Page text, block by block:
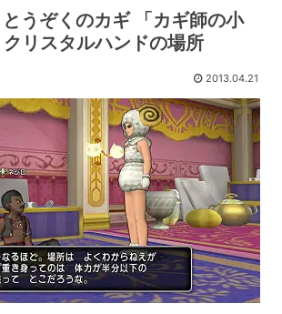
とうぞくのカギ 「カギ師の小
リスタルハンドの場所
2013.04.21